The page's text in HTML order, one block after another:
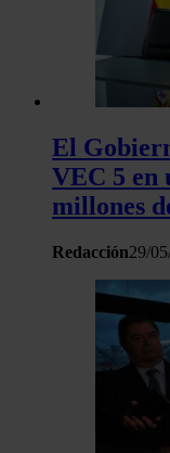
El
VEC 5 en
millones
Redacción29/